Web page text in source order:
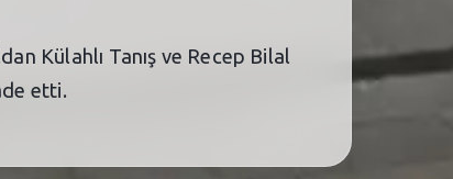
Külahlı Tanış ve Recep Bilal
etti.